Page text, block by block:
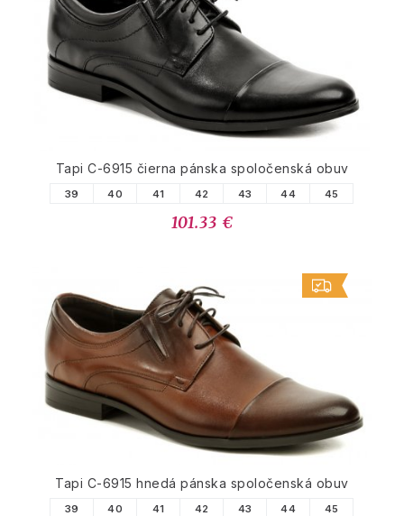
Tapi C-6915 čierna pánska spoločenská obuv
39 40 41 42 43 44 45
101.33 €
Tapi C-6915 hnedá pánska spoločenská obuv
39 40 41 42 43 44 45